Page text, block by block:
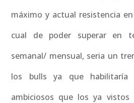
máximo y actual resistencia
cual de poder superar en
semanal/ mensual, seria un
los bulls ya que habilitaría
ambiciosos que los ya